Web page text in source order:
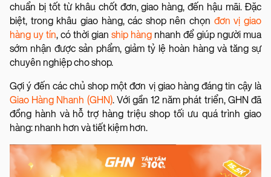
chuẩn bị tốt từ khâu chốt đơn, giao hàng, đến hậu mãi. Đặc
biệt, trong khâu giao hàng, các shop nên chọn đơn vị giao
hàng uy tín, có thời gian ship hàng nhanh để giúp người mua
sớm nhận được sản phẩm, giảm tỷ lệ hoàn hàng và tăng sự
chuyên nghiệp cho shop.
Gợi ý đến các chủ shop một đơn vị giao hàng đáng tin cậy là
Giao Hàng Nhanh (GHN). Với gần 12 năm phát triển, GHN đã
đồng hành và hỗ trợ hàng triệu shop tối ưu quá trình giao
hàng: nhanh hơn và tiết kiệm hơn.